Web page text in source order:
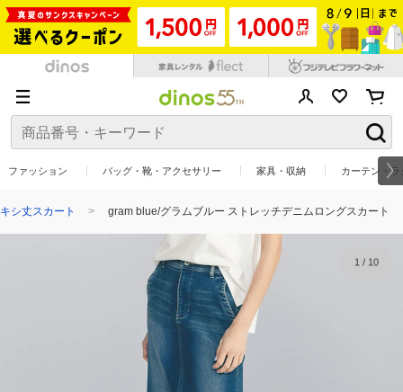
ファッション バッグ・靴・アクセサリー 家具・収納 カーテン・
シ丈スカート gram blue/グラムブルー ストレッチデニムロングスカート
1/ 10